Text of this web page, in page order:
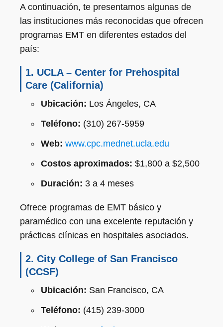
A continuación, te presentamos algunas de
las instituciones más reconocidas que ofrecen
programas EMT en diferentes estados del
país:
1. UCLA – Center for Prehospital
Care (California)
Ubicación: Los Ángeles, CA
Teléfono: (310) 267-5959
Web: www.cpc.mednet.ucla.edu
Costos aproximados: $1,800 a $2,500
Duración: 3 a 4 meses
Ofrece programas de EMT básico y
paramédico con una excelente reputación y
prácticas clínicas en hospitales asociados.
2. City College of San Francisco
(CCSF)
Ubicación: San Francisco, CA
Teléfono: (415) 239-3000